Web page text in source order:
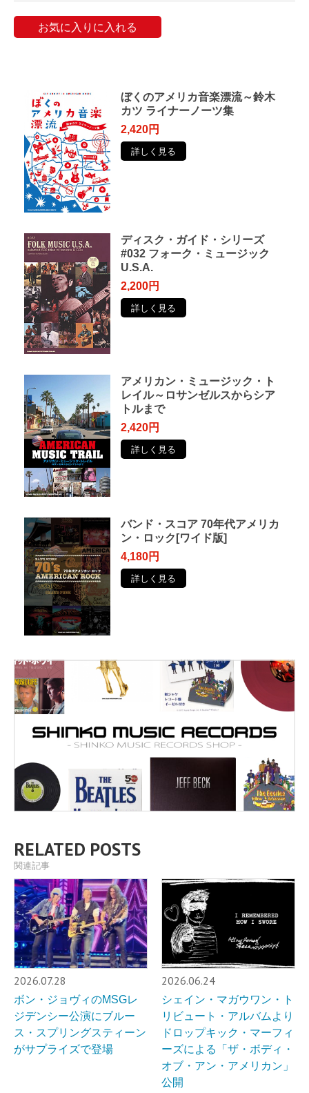
お気に入りに入れる
ぼくのアメリカ音楽漂流～鈴木
カツ ライナーノーツ集
2,420円
詳しく見る
ディスク・ガイド・シリーズ
#032 フォーク・ミュージック
U.S.A.
2,200円
詳しく見る
アメリカン・ミュージック・ト
レイル～ロサンゼルスからシア
トルまで
2,420円
詳しく見る
バンド・スコア 70年代アメリカ
ン・ロック[ワイド版]
4,180円
詳しく見る
RELATED POSTS
関連記事
2026.07.28
ボン・ジョヴィのMSGレ
ジデンシー公演にブルー
ス・スプリングスティーン
がサプライズで登場
2026.06.24
シェイン・マガウワン・ト
リビュート・アルバムより
ドロップキック・マーフィ
ーズによる「ザ・ボディ・
オブ・アン・アメリカン」
公開